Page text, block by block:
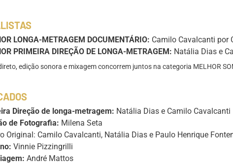
LONGA-METRAGEM DOCUMENTÁRIO: Camilo Cavalcanti por
PRIMEIRA DIREÇÃO DE LONGA-METRAGEM: Natália Dias e
edição sonora e mixagem concorrem juntos na categoria MELHOR
Direção de longa-metragem: Natália Dias e Camilo Cavalcanti
de Fotografia: Milena Seta
Original: Camilo Cavalcanti, Natália Dias e Paulo Henrique
Vinnie Pizzingrilli
André Mattos